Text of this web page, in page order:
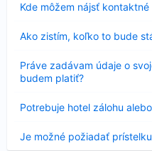
Kde môžem nájsť
sa
Ako zistím, koľko to bude
sa
Práve zadávam údaje o
budem platiť?
sa
Potrebuje hotel zálohu
sa
Je možné požiadať
sa